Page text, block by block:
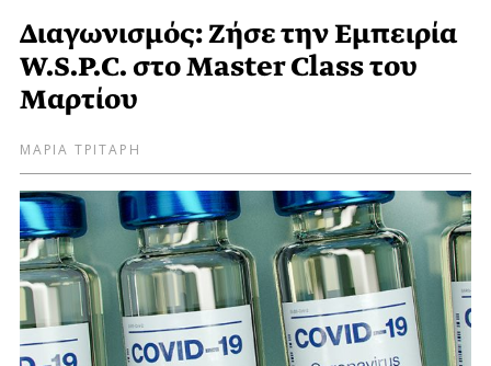
Διαγωνισμός: Ζήσε την Εμπειρία
W.S.P.C. στο Master Class του
Μαρτίου
ΜΑΡΙΑ ΤΡΙΤΑΡΗ